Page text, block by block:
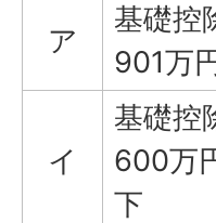
ア
基礎控
901万
イ
基礎控
600万
下